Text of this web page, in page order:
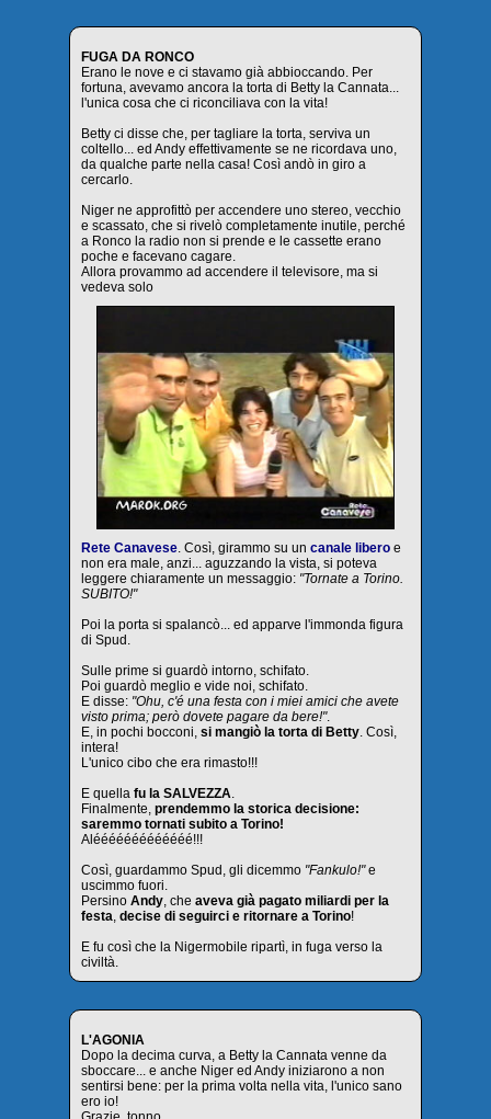
FUGA DA RONCO
Erano le nove e ci stavamo già abbioccando. Per
fortuna, avevamo ancora la torta di Betty la Cannata...
l'unica cosa che ci riconciliava con la vita!
Betty ci disse che, per tagliare la torta, serviva un
coltello... ed Andy effettivamente se ne ricordava uno,
da qualche parte nella casa! Così andò in giro a
cercarlo.
Niger ne approfittò per accendere uno stereo, vecchio
e scassato, che si rivelò completamente inutile, perché
a Ronco la radio non si prende e le cassette erano
poche e facevano cagare.
Allora provammo ad accendere il televisore, ma si
vedeva solo
Rete Canavese. Così, girammo su un canale libero e
non era male, anzi... aguzzando la vista, si poteva
leggere chiaramente un messaggio: "Tornate a Torino.
SUBITO!"
Poi la porta si spalancò... ed apparve l'immonda figura
di Spud.
Sulle prime si guardò intorno, schifato.
Poi guardò meglio e vide noi, schifato.
E disse: "Ohu, c'é una festa con i miei amici che avete
visto prima; però dovete pagare da bere!".
E, in pochi bocconi, si mangiò la torta di Betty. Così,
intera!
L'unico cibo che era rimasto!!!
E quella fu la SALVEZZA.
Finalmente, prendemmo la storica decisione:
saremmo tornati subito a Torino!
Alééééééééééééé!!!
Così, guardammo Spud, gli dicemmo "Fankulo!"e
uscimmo fuori.
Persino Andy, che aveva già pagato miliardi per la
festa, decise di seguirci e ritornare a Torino!
E fu così che la Nigermobile ripartì, in fuga verso la
civiltà.
L'AGONIA
Dopo la decima curva, a Betty la Cannata venne da
sboccare... e anche Niger ed Andy iniziarono a non
sentirsi bene: per la prima volta nella vita, l'unico sano
ero io!